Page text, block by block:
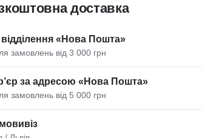
доставка
відділення «Нова Пошта»
замовлень від 3 000 грн
за адресою «Нова Пошта»
замовлень від 5 000 грн